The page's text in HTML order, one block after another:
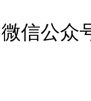
微信公众